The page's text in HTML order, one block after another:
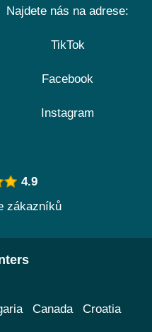
Najdete nás na adrese:
TikTok
Facebook
Instagram
4.9
zákazníků
Canada Croatia